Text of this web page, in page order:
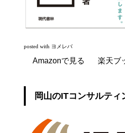
posted with ヨメレバ
Amazonで見る 楽天ブ
岡山のITコンサルティ